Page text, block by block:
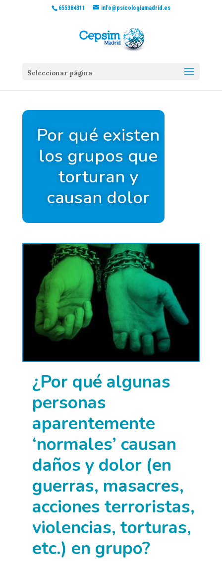
655384311 info@psicologiamadrid.es
Seleccionar página
Por qué existen
los grupos que
torturan y
causan dolor
¿Por qué algunas
personas
aparentemente
‘normales’ causan
daños y dolor (en
guerras, masacres,
acciones terroristas,
violencias, torturas,
etc.) en grupo?